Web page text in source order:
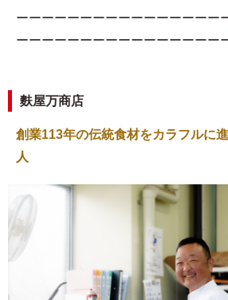
ーーーーーーーーーーーーーーーー
ーーーーーーーーーーーーーーーー
麩屋万商店
創業113年の伝統食材をカラフルに
人